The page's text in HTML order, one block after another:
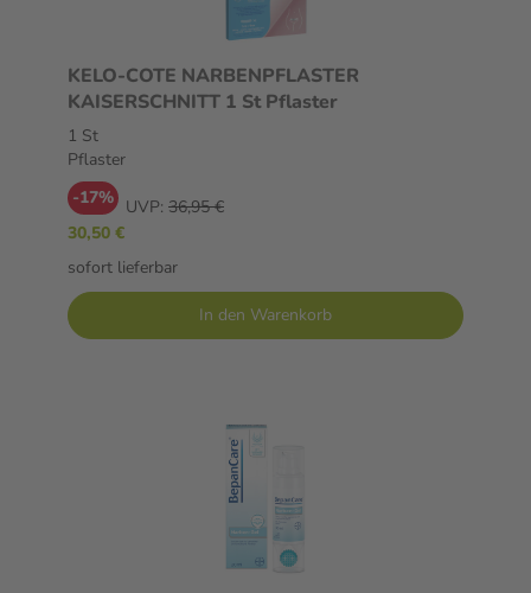
KELO-COTE NARBENPFLASTER
KAISERSCHNITT 1 St Pflaster
1 St
Pflaster
-17% UVP: 36,95 €
30,50 €
sofort lieferbar
In den Warenkorb